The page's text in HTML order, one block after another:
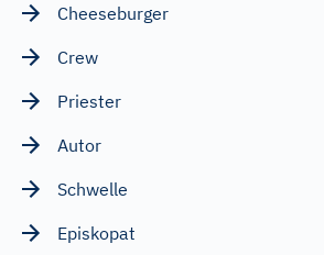
Cheeseburger
Crew
Priester
Autor
Schwelle
Episkopat